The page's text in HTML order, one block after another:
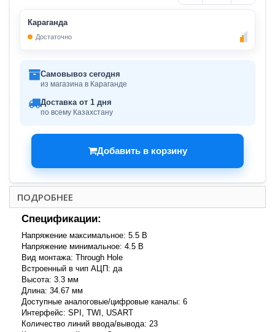
Караганда
Достаточно
Самовывоз сегодня
из магазина в Караганде
Доставка от 1 дня
по всему Казахстану
Добавить в корзину
ПОДРОБНЕЕ
Спецификации:
Напряжение максимальное: 5.5 В
Напряжение минимальное: 4.5 В
Вид монтажа: Through Hole
Встроенный в чип АЦП: да
Высота: 3.3 мм
Длина: 34.67 мм
Доступные аналоговые/цифровые каналы: 6
Интерфейс: SPI, TWI, USART
Количество линий ввода/вывода: 23